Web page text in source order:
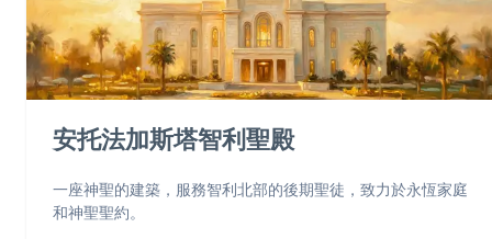
安托法加斯塔智利聖殿
一座神聖的建築，服務智利北部的後期聖徒，致力於永恆家庭
和神聖聖約。